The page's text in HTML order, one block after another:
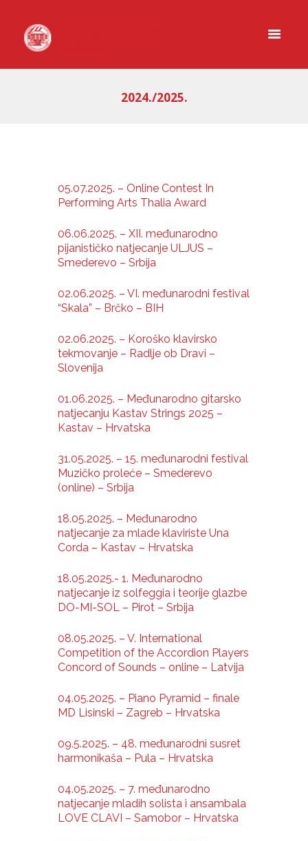
2024./2025.
05.07.2025. – Online Contest In
Performing Arts Thalia Award
06.06.2025. – XII. međunarodno
pijanističko natjecanje ULJUS –
Smederevo – Srbija
02.06.2025. – VI. međunarodni festival
“Skala” – Brčko – BIH
02.06.2025. – Koroško klavirsko
tekmovanje – Radlje ob Dravi –
Slovenija
01.06.2025. – Međunarodno gitarsko
natjecanju Kastav Strings 2025 –
Kastav – Hrvatska
31.05.2025. – 15. međunarodni festival
Muzičko proleće – Smederevo
(online) – Srbija
18.05.2025. – Međunarodno
natjecanje za mlade klaviriste Una
Corda – Kastav – Hrvatska
18.05.2025.- 1. Međunarodno
natjecanje iz solfeggia i teorije glazbe
DO-MI-SOL – Pirot – Srbija
08.05.2025. – V. International
Competition of the Accordion Players
Concord of Sounds – online – Latvija
04.05.2025. – Piano Pyramid – finale
MD Lisinski – Zagreb – Hrvatska
09.5.2025. – 48. međunarodni susret
harmonikaša – Pula – Hrvatska
04.05.2025. – 7. međunarodno
natjecanje mladih solista i ansambala
LOVE CLAVI – Samobor – Hrvatska